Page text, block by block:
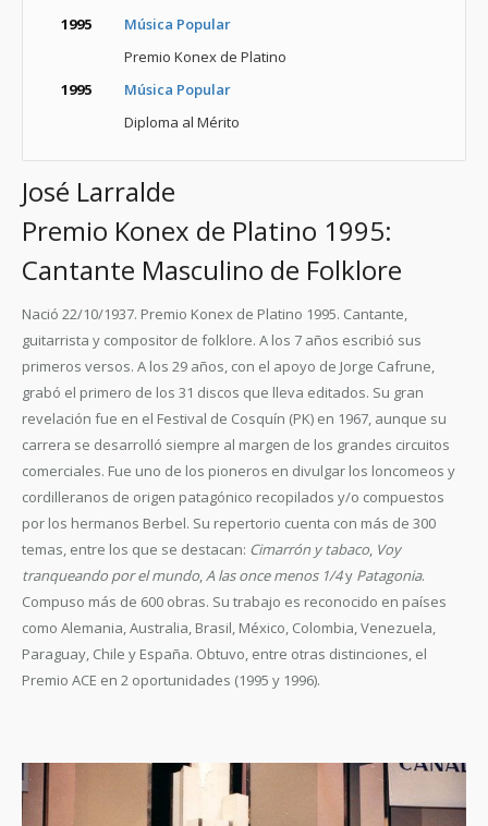
1995
Música Popular
Premio Konex de Platino
1995
Música Popular
Diploma al Mérito
José Larralde
Premio Konex de Platino 1995:
Cantante Masculino de Folklore
Nació 22/10/1937. Premio Konex de Platino 1995. Cantante,
guitarrista y compositor de folklore. A los 7 años escribió sus
primeros versos. A los 29 años, con el apoyo de Jorge Cafrune,
grabó el primero de los 31 discos que lleva editados. Su gran
revelación fue en el Festival de Cosquín (PK) en 1967, aunque su
carrera se desarrolló siempre al margen de los grandes circuitos
comerciales. Fue uno de los pioneros en divulgar los loncomeos y
cordilleranos de origen patagónico recopilados y/o compuestos
por los hermanos Berbel. Su repertorio cuenta con más de 300
temas, entre los que se destacan: Cimarrón y tabaco, Voy
tranqueando por el mundo,A las once menos 1/4y Patagonia.
Compuso más de 600 obras. Su trabajo es reconocido en países
como Alemania, Australia, Brasil, México, Colombia, Venezuela,
Paraguay, Chile y España. Obtuvo, entre otras distinciones, el
Premio ACE en 2 oportunidades (1995 y 1996).